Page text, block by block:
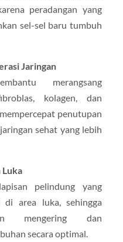
peradangan yang
sel-sel baru tumbuh
Jaringan
merangsang
kolagen, dan
penutupan
sehat yang lebih
Luka
pelindung yang
di area luka, sehingga
mengering dan
secara optimal.